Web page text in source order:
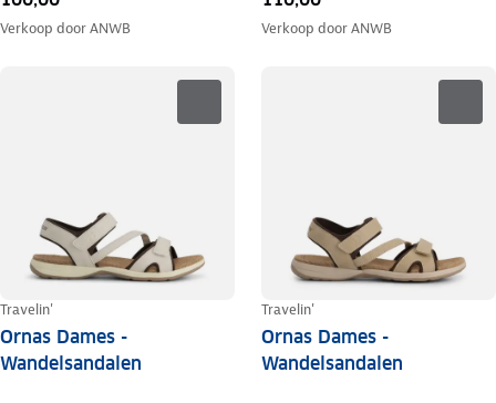
Verkoop doorANWB Verkoop doorANWB
Travelin'
Ornas Dames -
Wandelsandalen
Travelin'
Ornas Dames -
Wandelsandalen